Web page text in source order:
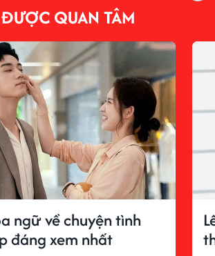
ĐƯỢC QUAN TÂM
ngữ về chuyện tình
đáng xem nhất